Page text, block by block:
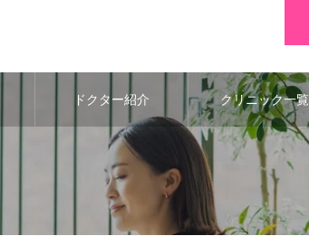
ドクター紹介 クリニック一覧